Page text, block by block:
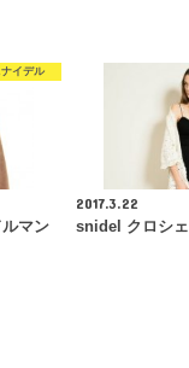
ナイデル
マン
2017.3.22
snidel クロシ